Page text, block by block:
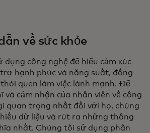
về sức khỏe
dụng công nghệ để hiểu cảm xúc
hạnh phúc và năng suất, đồng
quen làm việc lành mạnh. Để
và cảm nhận của nhân viên về công
quan trọng nhất đối với họ, chúng
dữ liệu và rút ra những thông
nhất. Chúng tôi sử dụng phân